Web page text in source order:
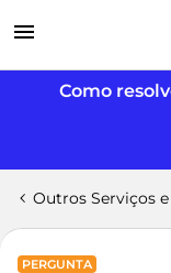
Como
Outros Serviços
PERGUNTA